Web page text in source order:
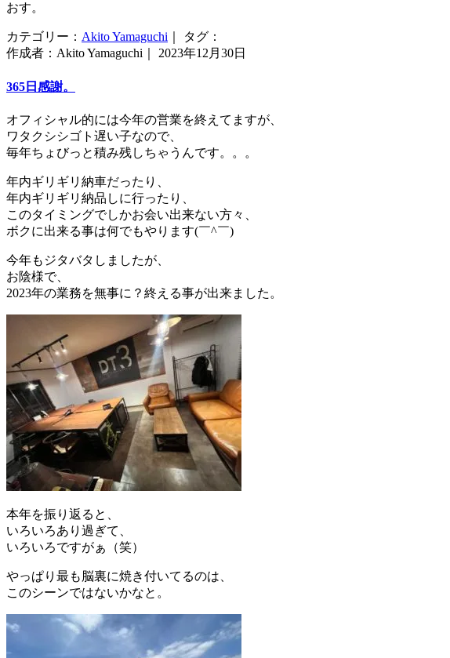
おす。
カテゴリー： Akito Yamaguchi ｜ タグ：
作成者：Akito Yamaguchi｜ 2023年12月30日
365日感謝。
オフィシャル的には今年の営業を終えてますが、
ワタクシシゴト遅い子なので、
毎年ちょびっと積み残しちゃうんです。。。
年内ギリギリ納車だったり、
年内ギリギリ納品しに行ったり、
このタイミングでしかお会い出来ない方々、
ボクに出来る事は何でもやります(￣^￣)ゞ
今年もジタバタしましたが、
お陰様で、
2023年の業務を無事に？終える事が出来ました。
本年を振り返ると、
いろいろあり過ぎて、
いろいろですがぁ（笑）
やっぱり最も脳裏に焼き付いてるのは、
このシーンではないかなと。